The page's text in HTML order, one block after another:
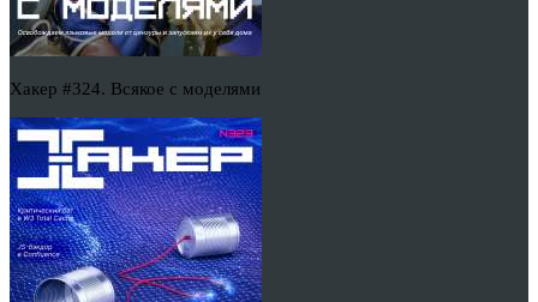
Хакер #324. Всякое с моделями